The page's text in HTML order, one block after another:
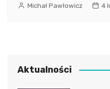
Michał Pawłowicz 4
Aktualności